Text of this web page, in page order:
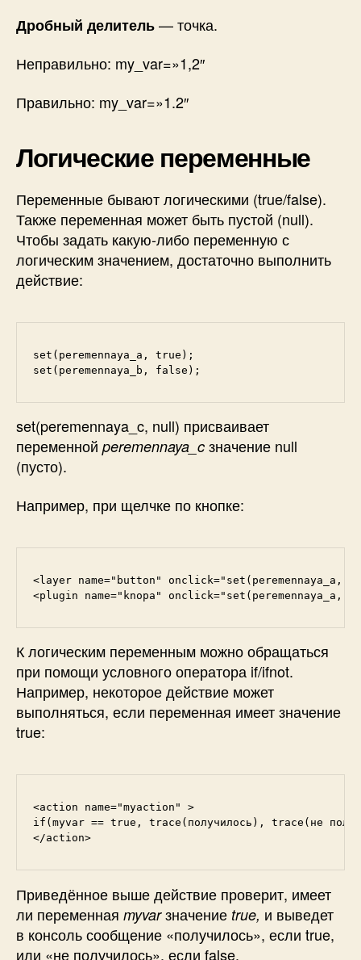
Дробный делитель— точка.
Неправильно: my_var=»1,2″
Правильно: my_var=»1.2″
Логические переменные
Переменные бывают логическими (true/false).
Также переменная может быть пустой (null).
Чтобы задать какую-либо переменную с
логическим значением, достаточно выполнить
действие:
set(peremennaya_a, true);
set(peremennaya_c, null) присваивает
переменной peremennaya_c значение null
(пусто).
Например, при щелчке по кнопке:
<layer name="button" onclick="set(peremennaya_a,
<plugin name="knopa"
К логическим переменным можно обращаться
при помощи условного оператора if/ifnot.
Например, некоторое действие может
выполняться, если переменная имеет значение
true:
<action name="myaction" >
if(myvar == true, trace(получилось), trace(не
</action>
Приведённое выше действие проверит, имеет
ли переменная myvarзначение true, и выведет
в консоль сообщение «получилось», если true,
или «не получилось», если false.